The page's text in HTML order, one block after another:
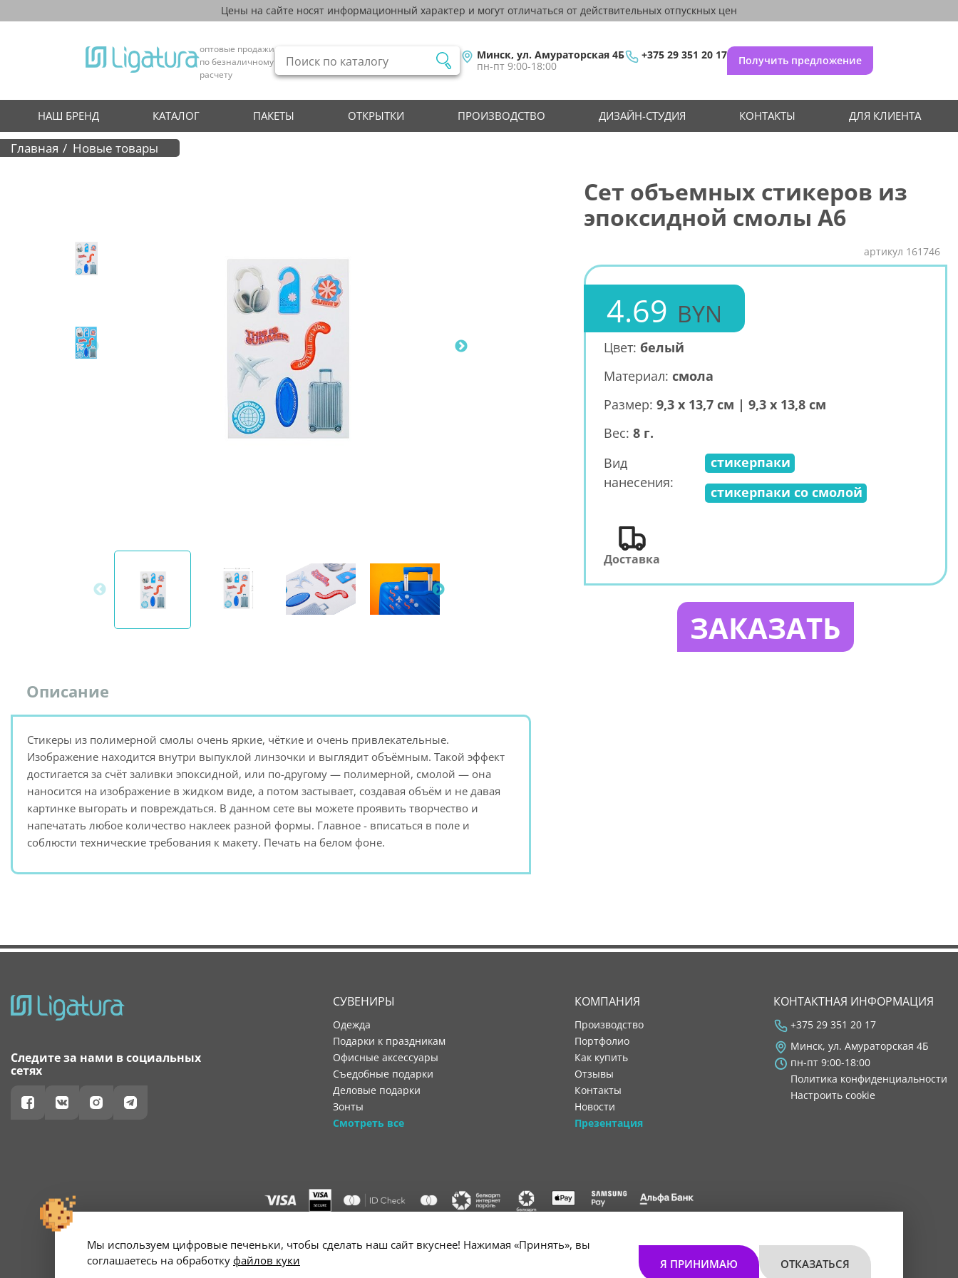
Цены на сайте носят информационный характер и могут отличаться от действительных отпускных цен
оптовые продажи
по безналичному
расчету
Минск, ул. Амураторская 4Б
пн-пт 9:00-18:00
+375 29 351 20 17 Получить предложение
НАШ БРЕНД КАТАЛОГ ПАКЕТЫ ОТКРЫТКИ ПРОИЗВОДСТВО ДИЗАЙН-СТУДИЯ КОНТАКТЫ ДЛЯ КЛИЕНТА
Главная Новые товары
Сет объемных стикеров из
эпоксидной смолы А6
артикул 161746
4.69 BYN
Цвет: белый
Материал: смола
Размер: 9,3 х 13,7 см | 9,3 х 13,8 см
Вес: 8 г.
Вид
нанесения:
стикерпаки
стикерпаки со смолой
Доставка
ЗАКАЗАТЬ
Описание
Стикеры из полимерной смолы очень яркие, чёткие и очень привлекательные.
Изображение находится внутри выпуклой линзочки и выглядит объёмным. Такой эффект
достигается за счёт заливки эпоксидной, или по-другому — полимерной, смолой — она
наносится на изображение в жидком виде, а потом застывает, создавая объём и не давая
картинке выгорать и повреждаться. В данном сете вы можете проявить творчество и
напечатать любое количество наклеек разной формы. Главное - вписаться в поле и
соблюсти технические требования к макету. Печать на белом фоне.
Следите за нами в социальных
сетях
СУВЕНИРЫ
Одежда
Подарки к праздникам
Офисные аксессуары
Съедобные подарки
Деловые подарки
Зонты
Смотреть все
КОМПАНИЯ
производство
портфолио
как купить
отзывы
контакты
новости
Презентация
КОНТАКТНАЯ ИНФОРМАЦИЯ
+375 29 351 20 17
Минск, ул. Амураторская 4Б
пн-пт 9:00-18:00
Политика конфиденциальности
Настроить cookie
г. Минск, ул. Амураторская, 4Б, цокольный этаж, помещение 3. Р/с BY34 ALFA 3012 2B24 8200 1027 0000"
Свидетельство о государственной регистрации №193602931 выдано Минским горисполкомом 30.11.2021 г.
Мы используем цифровые печеньки, чтобы сделать наш сайт вкуснее! Нажимая «Принять», вы
соглашаетесь на обработку файлов куки Я ПРИНИМАЮ ОТКАЗАТЬСЯ